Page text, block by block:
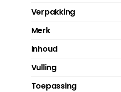
Verpakking
Merk
Inhoud
Vulling
Toepassing